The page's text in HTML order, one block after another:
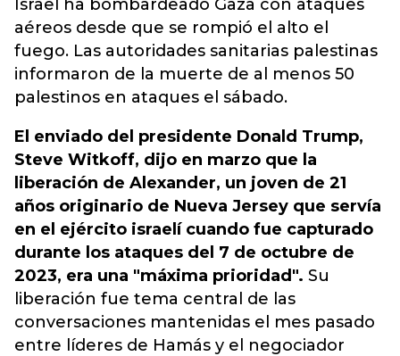
Israel ha bombardeado Gaza con ataques
aéreos desde que se rompió el alto el
fuego. Las autoridades sanitarias palestinas
informaron de la muerte de al menos 50
palestinos en ataques el sábado.
El enviado del presidente Donald Trump,
Steve Witkoff, dijo en marzo que la
liberación de Alexander, un joven de 21
años originario de Nueva Jersey que servía
en el ejército israelí cuando fue capturado
durante los ataques del 7 de octubre de
2023, era una "máxima prioridad". Su
liberación fue tema central de las
conversaciones mantenidas el mes pasado
entre líderes de Hamás y el negociador